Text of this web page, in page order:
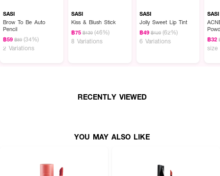
เพื่อควบคุมความเข้มของสี หรือทาเต็มริมฝีปากเพื่อสีเด่นชัดแบบปังในงานแต่งหน้า
เนื้อสีเกาะริมฝีปากดี ให้ฟินิชแมตต์นวลๆ ที่ยังคงความชุ่มชื้นเล็กน้อย ทำให้ได้ลุค
ธรรมชาติแบบเกาหลีและลิปแมตต์ที่ดูไม่แห้ง ฉ่ำฟีลพส.เกาหลี
· SASI - Jolly Sweet Lip Tint
· เนื้อบางเบา เกลี่ยง่าย ไม่เหนียวเหนอะหนะ
· พกพาสะดวก หัวแปรงช่วยควบคุมการทาอย่างแม่นยำ
· ปริมาณ: 3.3 g.
SASI
Brow To Be Auto
Pencil
฿59 ฿89 (34%)
2 Variations
SASI
Kiss & Blush Stick
฿75 ฿139 (46%)
8 Variations
SASI
Jolly Sweet Lip Tint
฿49 ฿129 (62%)
6 Variations
SASI
฿32
size
RECENTLY VIEWED
YOU MAY ALSO LIKE